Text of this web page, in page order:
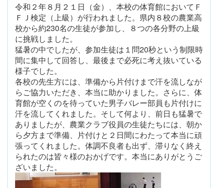
令和２年８月２１日（金）、本校の体育館においてＦ
ＦＪ検定（上級）が行われました。県内８校の農業高
校から約230名の生徒が参加し、８つの各分野の上級
に挑戦しました。
猛暑の中でしたが、参加生徒は１問20秒という制限時
間に集中して回答し、最後まで必死に考え抜いている
様子でした。
各校の先生方には、準備から片付けまで汗を流しなが
らご協力いただき、本当に助かりました。さらに、体
育館が空くのを待っていた男子バレー部員も片付けに
汗を流してくれました。そして何より、前日も猛暑で
ありましたが、農業クラブ役員の生徒たちには、朝か
ら夕方まで準備、片付けと２日間にわたって本当に頑
張ってくれました。体調不良者も出ず、滞りなく終え
られたのは皆々様のおかげです。本当にありがとうご
ざいました。